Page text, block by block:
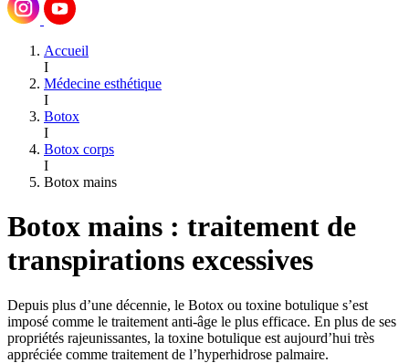
Accueil
I
Médecine esthétique
I
Botox
I
Botox corps
I
Botox mains
Botox mains : traitement de
transpirations excessives
Depuis plus d’une décennie, le Botox ou toxine botulique s’est
imposé comme le traitement anti-âge le plus efficace. En plus de ses
propriétés rajeunissantes, la toxine botulique est aujourd’hui très
appréciée comme traitement de l’hyperhidrose palmaire.